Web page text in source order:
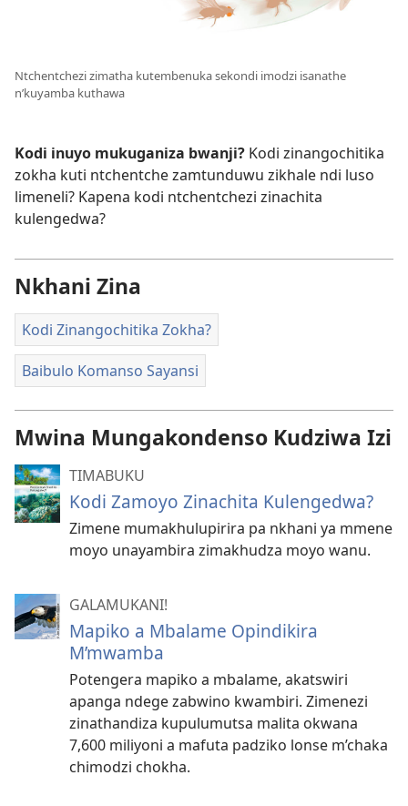
Ntchentchezi zimatha kutembenuka sekondi imodzi isanathe
n’kuyamba kuthawa
Kodi inuyo mukuganiza bwanji? Kodi zinangochitika
zokha kuti ntchentche zamtunduwu zikhale ndi luso
limeneli? Kapena kodi ntchentchezi zinachita
kulengedwa?
Nkhani Zina
Kodi Zinangochitika Zokha?
Baibulo Komanso Sayansi
Mwina Mungakondenso Kudziwa Izi
TIMABUKU
Kodi Zamoyo Zinachita Kulengedwa?
Zimene mumakhulupirira pa nkhani ya mmene
moyo unayambira zimakhudza moyo wanu.
GALAMUKANI!
Mapiko a Mbalame Opindikira
M’mwamba
Potengera mapiko a mbalame, akatswiri
apanga ndege zabwino kwambiri. Zimenezi
zinathandiza kupulumutsa malita okwana
7,600 miliyoni a mafuta padziko lonse m’chaka
chimodzi chokha.